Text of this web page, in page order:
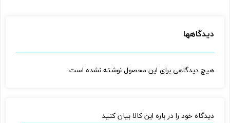
دیدگاه خود را در باره این کالا بیان کنید
دیدگاهها
هیچ دیدگاهی برای این محصول نوشته نشده است.